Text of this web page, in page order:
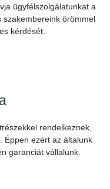
ügyfélszolgálatunkat a
örömmel
kérdését.
rendelkeznek,
Éppen ezért az általunk
garanciát vállalunk.